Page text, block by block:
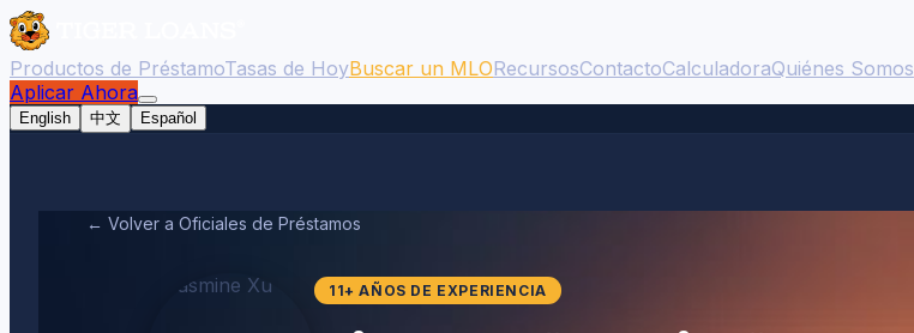
Productos de PréstamoTasas de HoyBuscar un MLORecursosContactoCalculadoraQuiénes Somos
Aplicar Ahora
English 中文 Español
← Volver a Oficiales de Préstamos
11+AÑOS DE EXPERIENCIA